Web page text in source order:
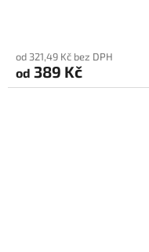
od 321,49 Kč bez DPH
od 389 Kč